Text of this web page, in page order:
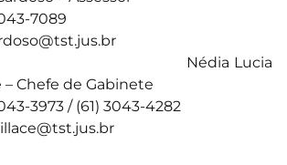
7089
Lucia
– Chefe de Gabinete
3973 / (61) 3043-4282